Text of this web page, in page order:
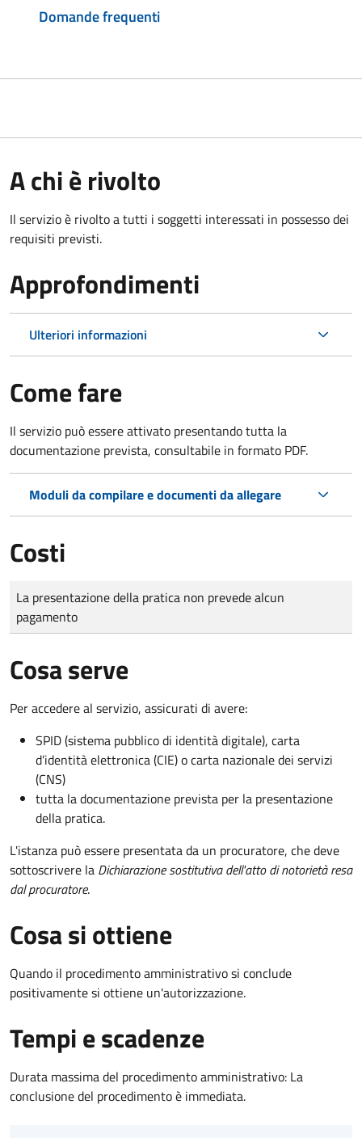
Domande frequenti
A chi è rivolto
Il servizio è rivolto a tutti i soggetti interessati in possesso dei
requisiti previsti.
Approfondimenti
Ulteriori informazioni
Come fare
Il servizio può essere attivato presentando tutta la
documentazione prevista, consultabile in formato PDF.
Moduli da compilare e documenti da allegare
Costi
Tipo di pagamento
Importo
La presentazione della pratica non prevede alcun
pagamento
Cosa serve
Per accedere al servizio, assicurati di avere:
SPID (sistema pubblico di identità digitale), carta
d’identità elettronica (CIE) o carta nazionale dei servizi
(CNS)
tutta la documentazione prevista per la presentazione
della pratica.
L'istanza può essere presentata da un procuratore, che deve
sottoscrivere la Dichiarazione sostitutiva dell'atto di notorietà resa
dal procuratore.
Cosa si ottiene
Quando il procedimento amministrativo si conclude
positivamente si ottiene un'autorizzazione.
Tempi e scadenze
Durata massima del procedimento amministrativo: La
conclusione del procedimento è immediata.